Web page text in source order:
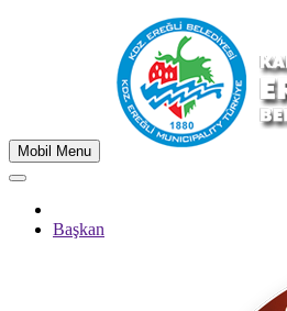
Mobil Menu
Başkan